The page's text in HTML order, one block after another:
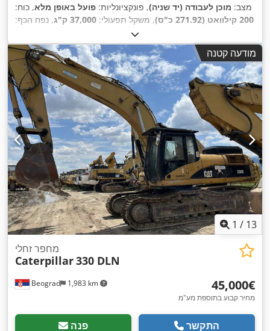
מצב: מוכן לעבודה (יד שניה), פונקציונליות: פועל באופן מלא, כוח:
200 קילוואט (271.92 כ"ס)
, משקל תפעולי: 37,000 ק"ג
, נפח הכף:
, שנת ייצור:
0330DTGGE00850,
מודעה קטנה
1 / 13
Beograd 1,983 km
מחפר זחלי
Caterpillar330 DLN
‏45,000 ‏€
מחיר קבוע בתוספת מע"מ
פנה התקשר